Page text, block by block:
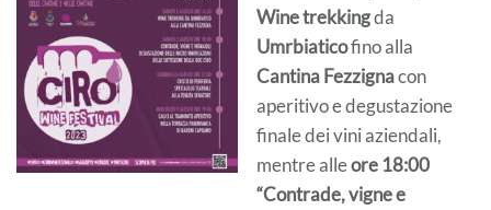
Wine trekkingda
Umrbiaticofino alla
Cantina Fezzignacon
aperitivo e degustazione
finale dei vini aziendali,
mentre alleore 18:00
“Contrade, vigne e